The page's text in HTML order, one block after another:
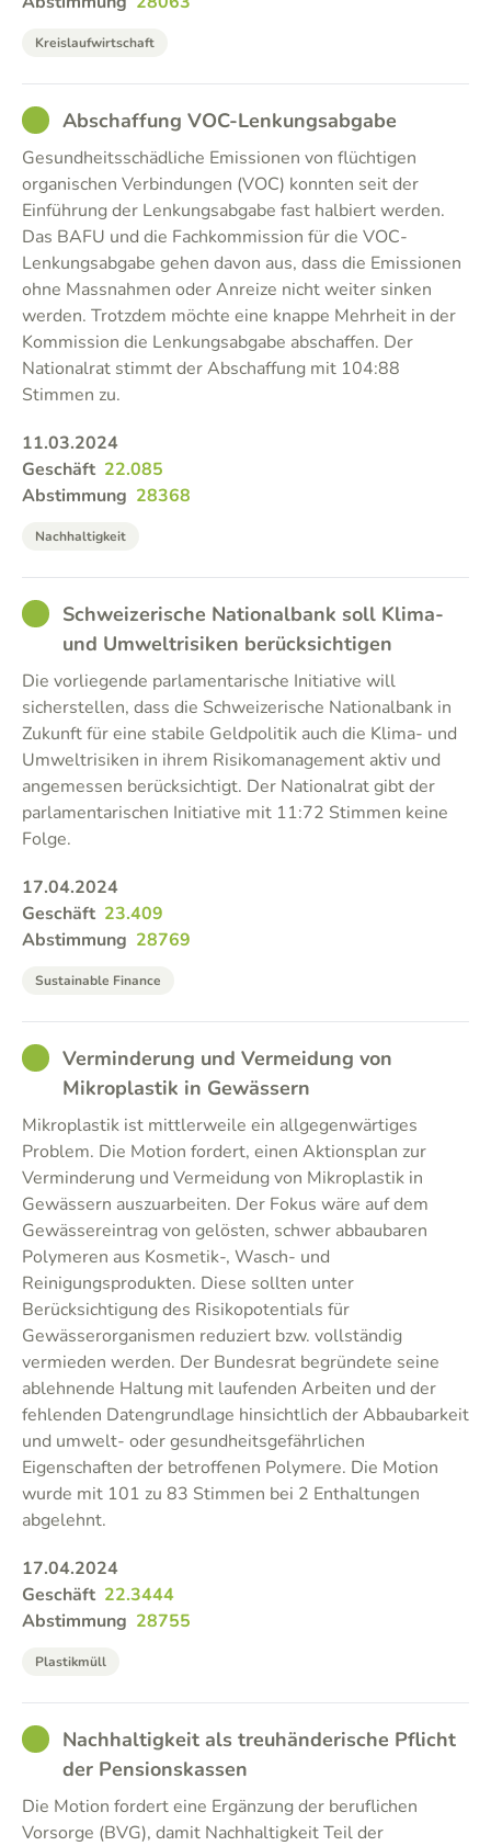
Kreislaufwirtschaft
GOODAbschaffung VOC-Lenkungsabgabe
Gesundheitsschädliche Emissionen von flüchtigen
organischen Verbindungen (VOC) konnten seit der
Einführung der Lenkungsabgabe fast halbiert werden.
Das BAFU und die Fachkommission für die VOC-
Lenkungsabgabe gehen davon aus, dass die Emissionen
ohne Massnahmen oder Anreize nicht weiter sinken
werden. Trotzdem möchte eine knappe Mehrheit in der
Kommission die Lenkungsabgabe abschaffen. Der
Nationalrat stimmt der Abschaffung mit 104:88
Stimmen zu.
11.03.2024
Geschäft 22.085
Abstimmung 28368
Nachhaltigkeit
GOODSchweizerische Nationalbank soll Klima-
und Umweltrisiken berücksichtigen
Die vorliegende parlamentarische Initiative will
sicherstellen, dass die Schweizerische Nationalbank in
Zukunft für eine stabile Geldpolitik auch die Klima- und
Umweltrisiken in ihrem Risikomanagement aktiv und
angemessen berücksichtigt. Der Nationalrat gibt der
parlamentarischen Initiative mit 11:72 Stimmen keine
Folge.
17.04.2024
Geschäft 23.409
Abstimmung 28769
Sustainable Finance
GOODVerminderung und Vermeidung von
Mikroplastik in Gewässern
Mikroplastik ist mittlerweile ein allgegenwärtiges
Problem. Die Motion fordert, einen Aktionsplan zur
Verminderung und Vermeidung von Mikroplastik in
Gewässern auszuarbeiten. Der Fokus wäre auf dem
Gewässereintrag von gelösten, schwer abbaubaren
Polymeren aus Kosmetik-, Wasch- und
Reinigungsprodukten. Diese sollten unter
Berücksichtigung des Risikopotentials für
Gewässerorganismen reduziert bzw. vollständig
vermieden werden. Der Bundesrat begründete seine
ablehnende Haltung mit laufenden Arbeiten und der
fehlenden Datengrundlage hinsichtlich der Abbaubarkeit
und umwelt- oder gesundheitsgefährlichen
Eigenschaften der betroffenen Polymere. Die Motion
wurde mit 101 zu 83 Stimmen bei 2 Enthaltungen
abgelehnt.
17.04.2024
Geschäft 22.3444
Abstimmung 28755
Plastikmüll
GOODNachhaltigkeit als treuhänderische Pflicht
der Pensionskassen
Die Motion fordert eine Ergänzung der beruflichen
Vorsorge (BVG), damit Nachhaltigkeit Teil der